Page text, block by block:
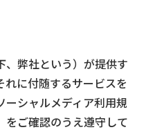
、弊社という）が提供す
に付随するサービスを
シャルメディア利用規
をご確認のうえ遵守して